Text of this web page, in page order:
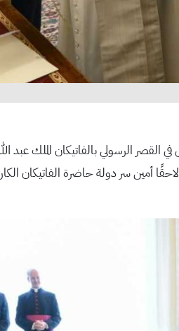
الرسولي بالفاتيكان الملك عبد
أمين سر دولة حاضرة الفاتيكان